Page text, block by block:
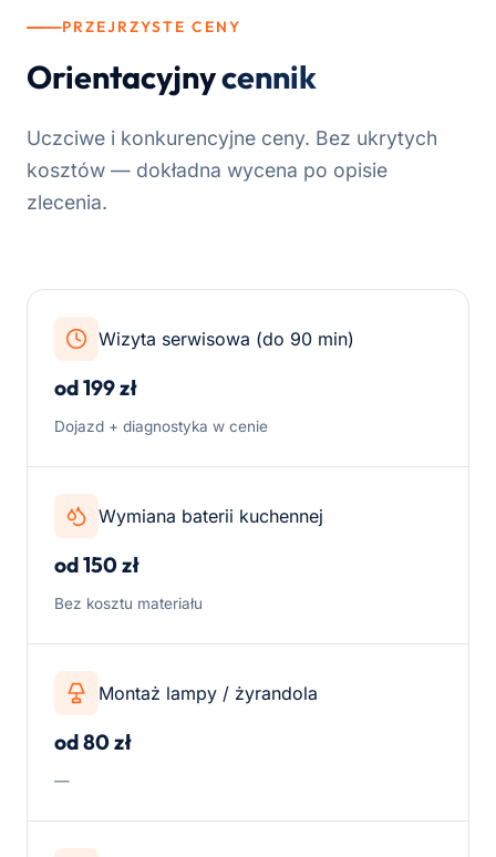
PRZEJRZYSTE CENY
Orientacyjnycennik
Uczciwe i konkurencyjne ceny. Bez ukrytych
kosztów — dokładna wycena po opisie
zlecenia.
Wizyta serwisowa (do 90 min)
od 199 zł
Dojazd + diagnostyka w cenie
Wymiana baterii kuchennej
od 150 zł
Bez kosztu materiału
Montaż lampy / żyrandola
od 80 zł
—